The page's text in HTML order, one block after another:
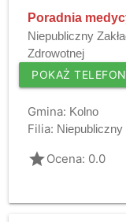
Poradnia
Niepubliczny
Zdrowotnej
POKAŻ TELEFON
Gmina: Kolno
Filia: Niepubliczny
gradeOcena: 0.0